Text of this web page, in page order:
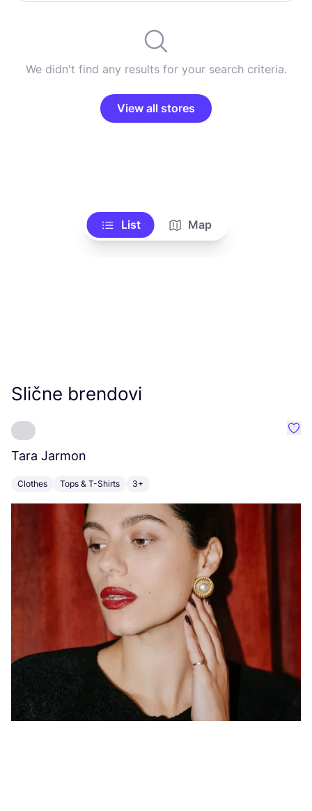
We didn't find any results for your search criteria.
View all stores
List Map
Slične brendovi
Tara Jarmon
Clothes Tops & T-Shirts 3+